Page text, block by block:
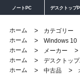
ノートPC デスクトップ
ホーム > カテゴリー
ホーム
> Windows 10
ホーム
> メーカー >
ホーム
> デスクトッ
ホーム
> 中古品 >